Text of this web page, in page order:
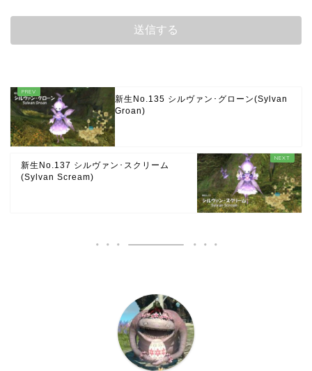
新生No.135 シルヴァン･グローン(Sylvan
Groan)
新生No.137 シルヴァン･スクリーム
(Sylvan Scream)